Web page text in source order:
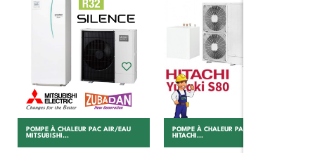
Choisir
POMPE À CHALEUR PAC AIR/EAU
MITSUBISHI...
Choisir
POMPE À CHALEUR PAC AIR/EAU
HITACHI...